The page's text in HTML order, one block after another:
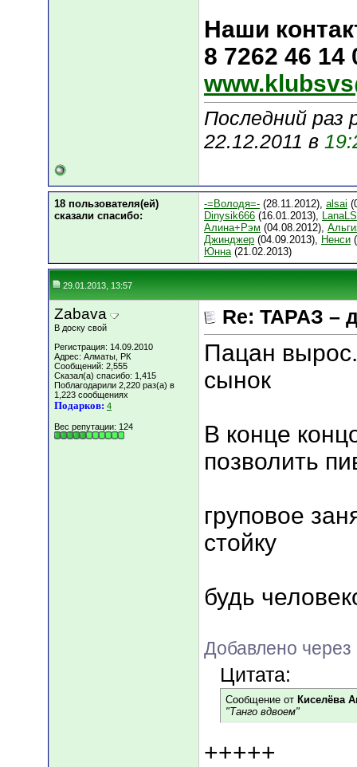
Наши
8 7262 46 14
Последний раз
22.12.2011 в
18 пользователя(ей)
сказали cпасибо:
-=Володя=- (28.11.2012), alsai
Dinysik666 (16.01.2013),
Алина+Рэм (04.08.2012),
Джинджер (04.09.2013), Ненси
Юнна(21.02.2013)
29.01.2013, 13:57
Zabava
В доску свой
Регистрация: 14.09.2010
Адрес: Алматы, РК
Сообщений: 2,555
Сказал(а) спасибо: 1,415
Поблагодарили 2,220 раз(а) в
1,223 сообщениях
Подарков: 4
Вес репутации: 124
Re: ТАРАЗ –
Пацан
сынок
В конце
позволить
груповое
стойку
будь
Добавлено через
Цитата:
Сообщение от Киселёва
"Танго вдвоем"
+++++